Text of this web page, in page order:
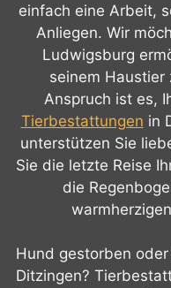
einfach eine Arbeit,
Anliegen. Wir
Ludwigsburg
seinem Haustier
Anspruch ist es,
Tierbestattungen in
unterstützen Sie
Sie die letzte Reise
die
Hund gestorben
Ditzingen?